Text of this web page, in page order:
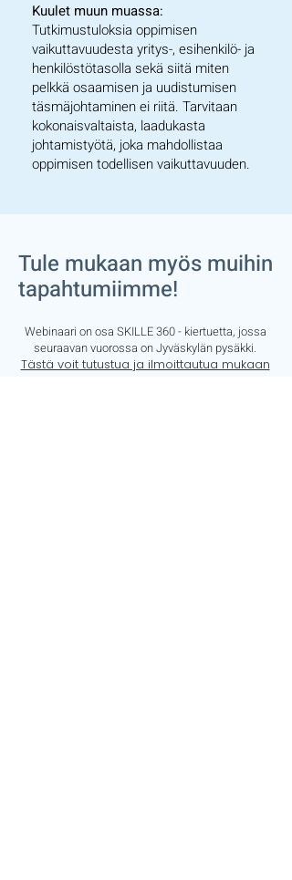
Kuulet muun muassa:
Tutkimustuloksia oppimisen
vaikuttavuudesta yritys-, esihenkilö- ja
henkilöstötasolla sekä siitä miten
pelkkä osaamisen ja uudistumisen
täsmäjohtaminen ei riitä. Tarvitaan
kokonaisvaltaista, laadukasta
johtamistyötä, joka mahdollistaa
oppimisen todellisen vaikuttavuuden.
Tule mukaan myös muihin
tapahtumiimme!
Webinaari on osa SKILLE 360 - kiertuetta, jossa
seuraavan vuorossa on Jyväskylän pysäkki.
Tästä voit tutustua ja ilmoittautua mukaan